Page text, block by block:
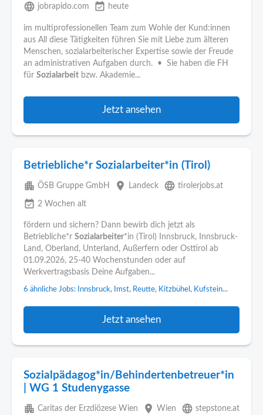
language jobrapido.com event_available heute
im multiprofessionellen Team zum Wohle der Kund:innen
aus All diese Tätigkeiten führen Sie mit Liebe zum älteren
Menschen, sozialarbeiterischer Expertise sowie der Freude
an administrativen Aufgaben durch. • Sie haben die FH
für Sozialarbeit bzw. Akademie...
Jetzt ansehen
Betriebliche*r Sozialarbeiter*in (Tirol)
apartment ÖSB Gruppe GmbH place Landeck language tirolerjobs.at
event_available 2 Wochen alt
fördern und sichern? Dann bewirb dich jetzt als
Betriebliche*r Sozialarbeiter*in (Tirol) Innsbruck, Innsbruck-
Land, Oberland, Unterland, Außerfern oder Osttirol ab
01.09.2026, 25-40 Wochenstunden oder auf
Werkvertragsbasis Deine Aufgaben...
6 ähnliche Jobs: Innsbruck, Imst, Reutte, Kitzbühel, Kufstein...
Jetzt ansehen
Sozialpädagog*in/Behindertenbetreuer*in
| WG 1 Studenygasse
apartment Caritas der Erzdiözese Wien place Wien language stepstone.at